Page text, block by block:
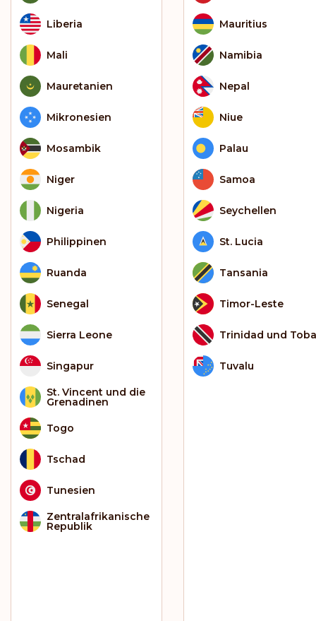
Liberia
Mali
Mauretanien
Mikronesien
Mosambik
Niger
Nigeria
Philippinen
Ruanda
Senegal
Sierra Leone
Singapur
St. Vincent und die
Grenadinen
Togo
Tschad
Tunesien
Zentralafrikanische
Republik
Mauritius
Namibia
Nepal
Niue
Palau
Samoa
Seychellen
St. Lucia
Tansania
Timor-Leste
Trinidad und
Tuvalu